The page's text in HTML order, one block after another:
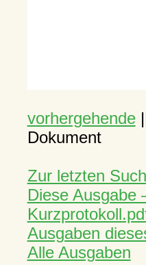
vorhergehende
Dokument
Zur letzten
Diese Ausgabe
Ausgaben
Alle Ausgaben